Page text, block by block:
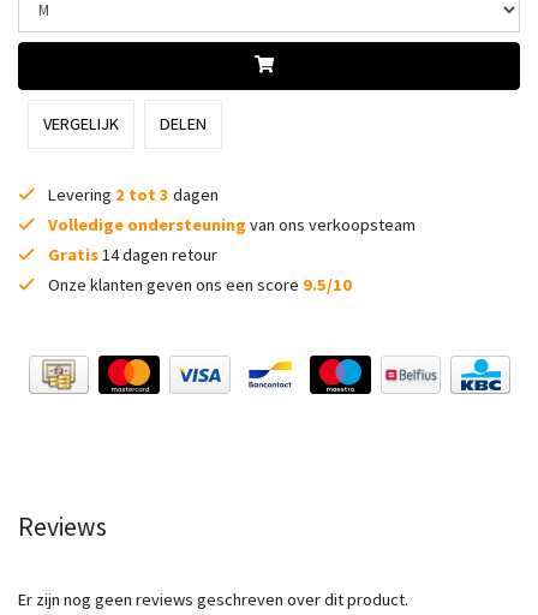
VERGELIJK DELEN
Levering 2 tot 3 dagen
Volledige ondersteuning van ons verkoopsteam
Gratis14 dagen retour
Onze klanten geven ons een score 9.5/10
Reviews
Er zijn nog geen reviews geschreven over dit product.